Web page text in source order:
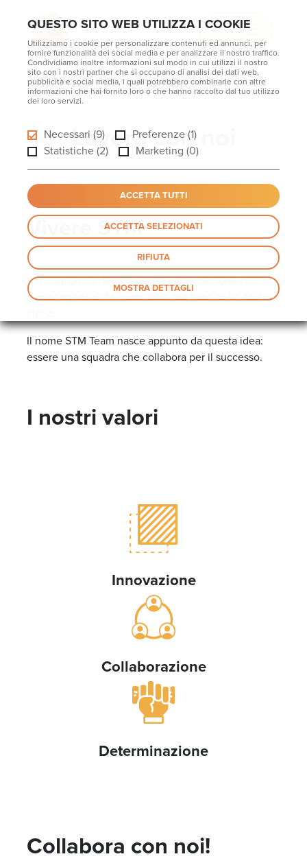
QUESTO SITO WEB UTILIZZA I COOKIE
Utilizziamo i cookie per personalizzare contenuti ed annunci, per
fornire funzionalità dei social media e per analizzare il nostro traffico.
Condividiamo inoltre informazioni sul modo in cui utilizzi il nostro
sito con i nostri partner che si occupano di analisi dei dati web,
pubblicità e social media, i quali potrebbero combinarle con altre
informazioni che hai fornito loro o che hanno raccolto dal tuo utilizzo
dei loro servizi.
Necessari (9)
Preferenze (1)
Statistiche (2)
Marketing (0)
ACCETTA TUTTI
ACCETTA SELEZIONATI
RIFIUTA
MOSTRA DETTAGLI
MENU
Lavora con noi
Vivere STM
L’impegno e la dedizione di tutte le persone che
compongono STM Team sono alla base della nostra
Il nome STM Team nasce appunto da questa idea:
essere una squadra che collabora per il successo.
I nostri valori
Innovazione
Collaborazione
Determinazione
Collabora con noi!